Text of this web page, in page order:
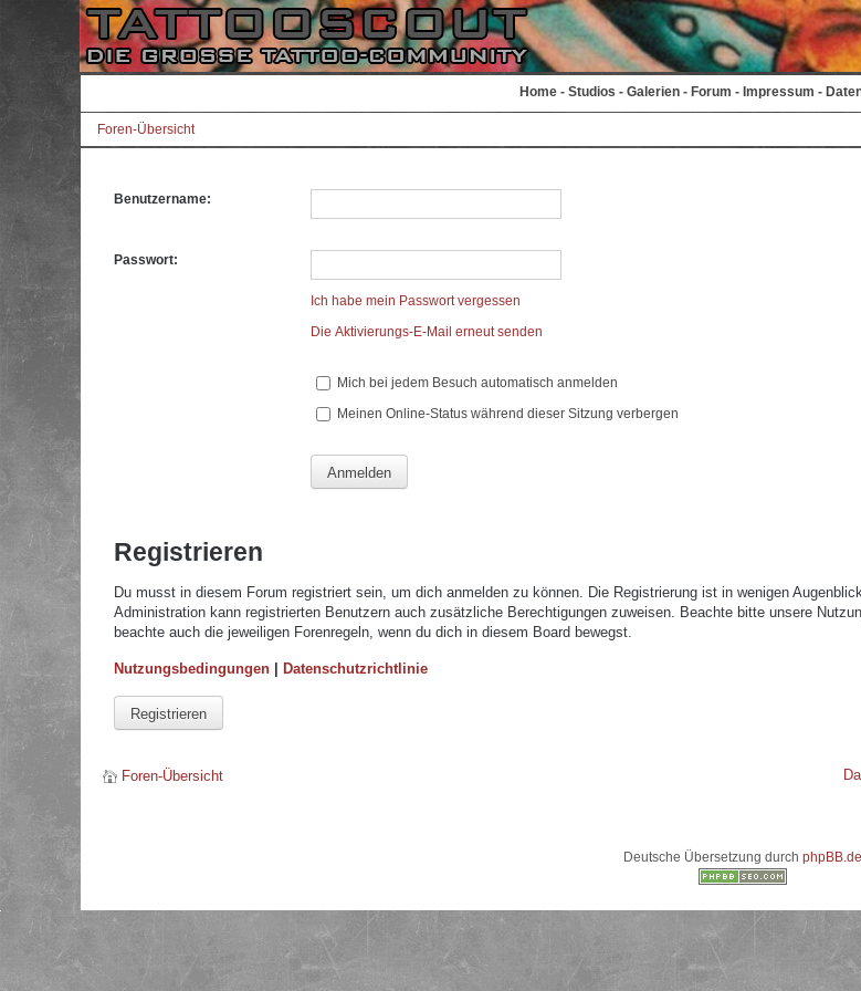
Home - Studios - Galerien - Forum - Impressum -
Foren-Übersicht
Benutzername:
Passwort:
Ich habe mein Passwort vergessen
Die Aktivierungs-E-Mail erneut senden
Mich bei jedem Besuch automatisch anmelden
Meinen Online-Status während dieser Sitzung verbergen
Registrieren
Du musst in diesem Forum registriert sein, um dich anmelden zu können. Die Registrierung ist in wenigen
Administration kann registrierten Benutzern auch zusätzliche Berechtigungen zuweisen. Beachte bitte unsere
beachte auch die jeweiligen Forenregeln, wenn du dich in diesem Board bewegst.
Nutzungsbedingungen | Datenschutzrichtlinie
Registrieren
Foren-Übersicht
Deutsche Übersetzung durch phpBB.de